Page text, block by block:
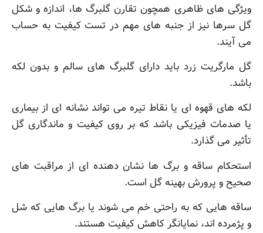
ویژگی های ظاهری همچون تقارن گلبرگ ها، اندازه و شکل
گل سرها نیز از جنبه های مهم در تست کیفیت به حساب
می آیند.
گل مارگریت زرد باید دارای گلبرگ های سالم و بدون لکه
باشد.
لکه های قهوه ای یا نقاط تیره می تواند نشانه ای از بیماری
یا صدمات فیزیکی باشد که بر روی کیفیت و ماندگاری گل
تأثیر می گذارد.
استحکام ساقه و برگ ها نشان دهنده ای از مراقبت های
صحیح و پرورش بهینه گل است.
ساقه هایی که به راحتی خم می شوند یا برگ هایی که شل
و پژمرده اند، نمایانگر کاهش کیفیت هستند.